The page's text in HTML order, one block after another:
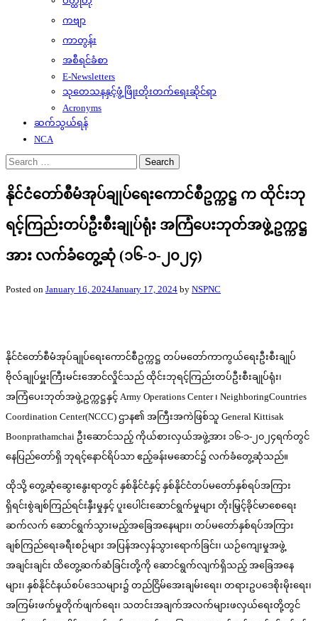
ကဗျာ
ကာတွန်း
အစီရင်ခံစာ
E-Newsletters
သုတေသနနှင့်ဖွံ့ဖြိုးတိုးတက်ရေးဆိုင်ရာ
Acronyms
ဆက်သွယ်ရန်
NCA
Search
for:
နိုင်ငံတော်စီမံအုပ်ချုပ်ရေးကောင်စီဥက္ကဋ္ဌ က ထိုင်းဘု
ရင့်ကြည်းတပ်ဦးစီးချုပ်ရုံး အကြံပေးဘုတ်အဖွဲ့ဥက္ကဋ္ဌ
အား လက်ခံတွေ့ဆုံ (၁၆-၁-၂၀၂၄)
Posted on January 16, 2024January 17, 2024 by NSPNC
နိုင်ငံတော်စီမံအုပ်ချုပ်ရေးကောင်စီဥက္ကဋ္ဌ တပ်မတော်ကာကွယ်ရေးဦးစီးချုပ်
ဗိုလ်ချုပ်မှူးကြီးမင်းအောင်လှိုင်သည် ထိုင်းဘုရင့်ကြည်းတပ်ဦးစီးချုပ်ရုံး၊
အကြံပေးဘုတ်အဖွဲ့ဥက္ကဋ္ဌနှင့် Army Operations Center ၊ NeighboringCountries
Coordination Center(NCCC) ဌာန၏ အကြီးအကဲဖြစ်သူ General Kittisak
Boonprathamchai ဦးဆောင်သည့် ကိုယ်စားလှယ်အဖွဲ့အား ၁၆-၁-၂၀၂၄ရက်တွင်
နေပြည်တော်ရှိ ဘုရင့်နောင်ရိပ်သာ ဧည့်ခန်းမဆောင်၌ လက်ခံတွေ့ဆုံသည်။
ထိုသို့ တွေ့ဆုံဆွေးနွေးရာတွင် နှစ်နိုင်ငံနှင့် နှစ်နိုင်ငံတပ်မတော်နှစ်ရပ်အကြား
ရှိရင်းစွဲချစ်ကြည်ရင်းနှီးမှုနှင့် ပူးပေါင်းဆောင်ရွက်မှုများ တိုးမြှင့်ခိုင်မာစေရေး
ဆက်လက် ဆောင်ရွက်သွားမည့်အခြေအနေများ၊ တပ်မတော်နှစ်ရပ်အကြား
ချစ်ကြည်ရေးခရီးစဉ်များ အပြန်အလှန်သွားရောက်ခြင်း၊ ယဉ်ကျေးမှုအဖွဲ့
အချင်းချင်း ထိတွေ့ဆက်ဆံခြင်းတို့ကို ဆောင်ရွက်လျက်ရှိသည့် အခြေအနေ
များ၊ နှစ်နိုင်ငံနယ်စပ်ဒေသများ၌ တည်ငြိမ်အေးချမ်းရေး၊ တရားဥပဒေစိုးမိုးရေး၊
အကြမ်းဖက်မှုတိုက်ဖျက်ရေး၊ သတင်းအချက်အလက်များဖလှယ်ရေးတို့တွင်